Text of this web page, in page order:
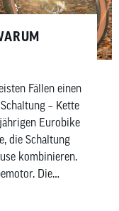
Fällen einen
– Kette
Eurobike
die Schaltung
kombinieren.
Die
Anbieter wie